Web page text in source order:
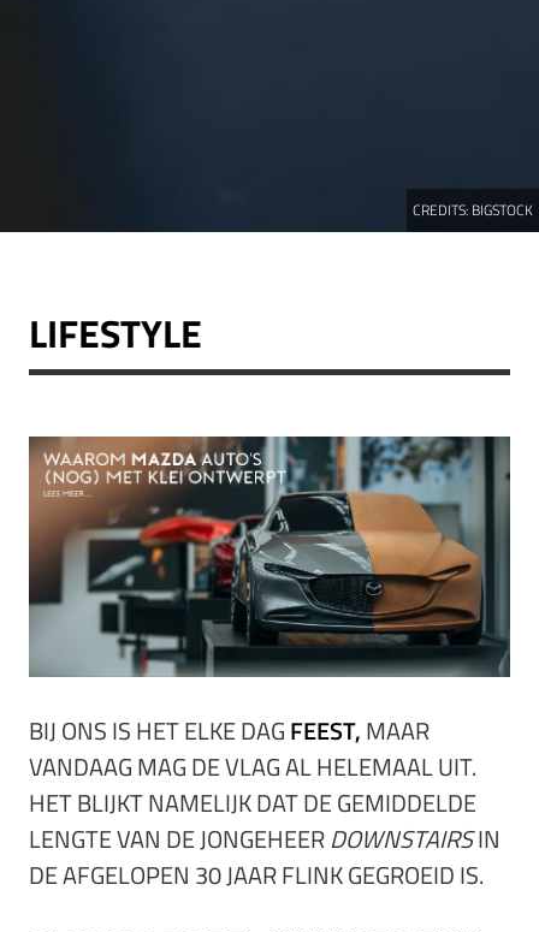
CREDITS: BIGSTOCK
LIFESTYLE
BIJ ONS IS HET ELKE DAGFEEST,MAAR
VANDAAG MAG DE VLAG AL HELEMAAL UIT.
HET BLIJKT NAMELIJK DAT DE GEMIDDELDE
LENGTE VAN DE JONGEHEERDOWNSTAIRSIN
DE AFGELOPEN 30 JAAR FLINK GEGROEID IS.